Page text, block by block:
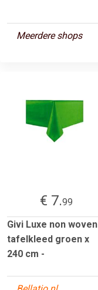
Meerdere shops
€ 7.99
Givi Luxe non woven
tafelkleed groen x
240 cm -